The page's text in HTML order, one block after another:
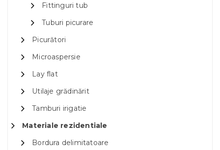
Fittinguri tub
Tuburi picurare
Picurători
Microaspersie
Lay flat
Utilaje grădinărit
Tamburi irigatie
Materiale rezidentiale
Bordura delimitatoare